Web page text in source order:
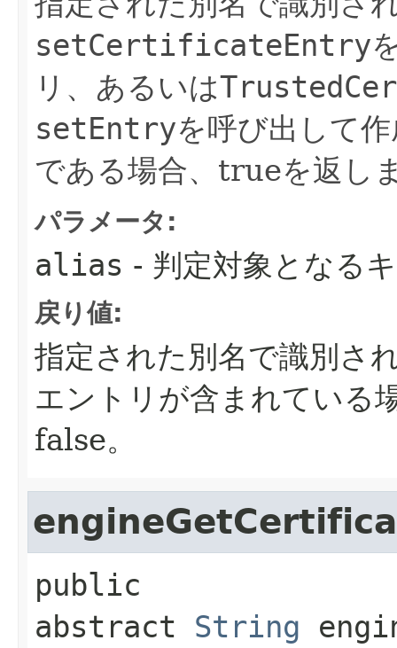
setCertificateEntry
リ、あるいは
setEntryを呼び出して
である場合、trueを返し
パラメータ:
alias - 判定対象となる
戻り値:
指定された別名で識別さ
エントリが含まれている
false。
public
abstract String